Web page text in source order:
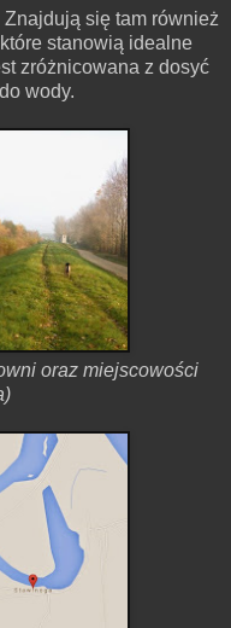
się tam również
stanowią idealne
zróżnicowana z dosyć
wody.
oraz miejscowości